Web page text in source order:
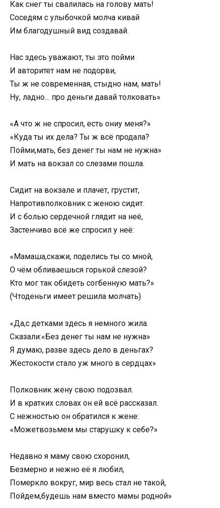
Как снег ты свалилась на голову мать!
Соседям с улыбочкой молча кивай
Им благодушный вид создавай.
Нас здесь уважают, ты это пойми
И авторитет нам не подорви,
Ты ж не современная, стыдно нам, мать!
Ну, ладно… про деньги давай толковать»
«А что ж не спросил, есть ониу меня?»
«Куда ты их дела? Ты ж всё продала?
Пойми,мать, без денег ты нам не нужна»
И мать на вокзал со слезами пошла.
Сидит на вокзале и плачет, грустит,
Напротивполковник с женою сидит.
И с болью сердечной глядит на неё,
Застенчиво всё же спросил у неё:
«Мамаша,скажи, поделись ты со мной,
О чём обливаешься горькой слезой?
Кто мог так обидеть согбенную мать?»
(Чтоденьги имеет решила молчать)
«Да,с детками здесь я немного жила.
Сказали:«Без денег ты нам не нужна»
Я думаю, разве здесь дело в деньгах?
Жестокости стало уж много в сердцах»
Полковник жену свою подозвал.
И в кратких словах он ей всё рассказал.
С нежностью он обратился к жене:
«Можетвозьмем мы старушку к себе?»
Недавно я маму свою схоронил,
Безмерно и нежно её я любил,
Померкло вокруг, мир весь стал не такой,
Пойдем,будешь нам вместо мамы родной»